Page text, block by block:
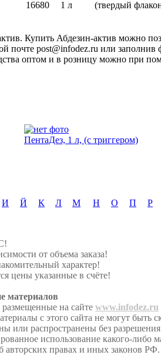
16680
1 л (твердый
Купить Абдезин-актив можно
почте post@infodez.ru или заполнив
оптом и в розницу можно при
ПентаДез, 1 л, (с триггером)
И Й К Л М Н О П Р
от объема заказа!
характер!
цены указанные в счёте!
материалов
на сайте www.infodez.ru
с этого сайта не могут быть
или распространены без
использование какого-либо
авторских правах и иных законов РФ.